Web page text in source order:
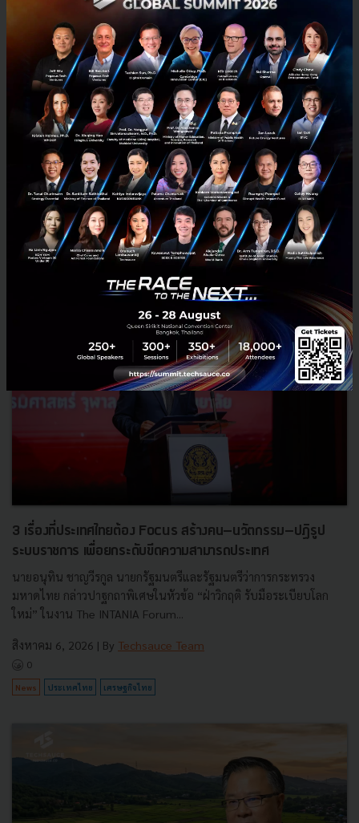
RELATED ARTICLE
3 เรื่องที่ประเทศไทยต้อง Focus สร้างคน–นวัตกรรม–ปฏิรูป
ระบบราชการ เพื่อยกระดับขีดความสามารถประเทศ
นายอนุทิน ชาญวีรกูล นายกรัฐมนตรีและรัฐมนตรีว่าการกระทรวง
มหาดไทย กล่าวปาฐกถาพิเศษในหัวข้อ “ฝ่าวิกฤติ รับมือระเบียบโลก
ใหม่” ในงาน The INTANIA Forum...
สิงหาคม 6, 2026 | By Techsauce Team
0
News ประเทศไทย เศรษฐกิจไทย